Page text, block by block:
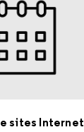
sites Internet